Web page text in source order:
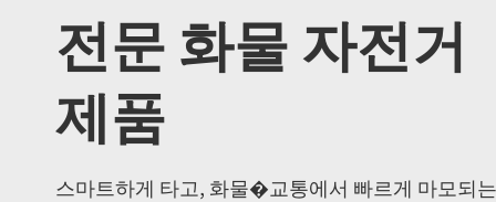
전문 화물 자전거
제품
스마트하게 타고, 화물�교통에서 빠르게 마모되